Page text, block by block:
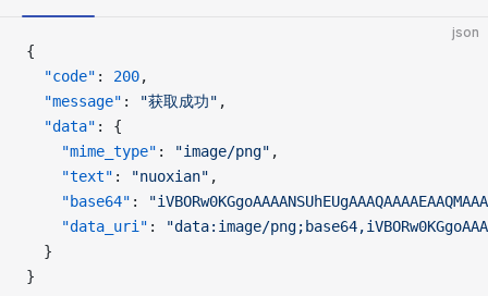
json
{
  "code"
: 200,
  "message"
: "获取成功" ,
  "data"
: {
    "mime_type"
: "image/png" ,
    "text"
: "nuoxian" ,
    "base64"
:
    "data_uri"
:
"data:image/
  }
}